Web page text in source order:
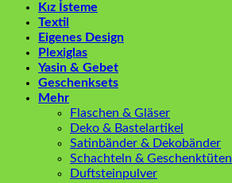
Kız İsteme
Textil
Eigenes Design
Plexiglas
Yasin & Gebet
Geschenksets
Mehr
Flaschen & Gläser
Deko & Bastelartikel
Satinbänder & Dekobänder
Schachteln & Geschenktüten
Duftsteinpulver